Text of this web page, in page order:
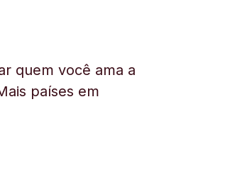
quem você ama a
países em